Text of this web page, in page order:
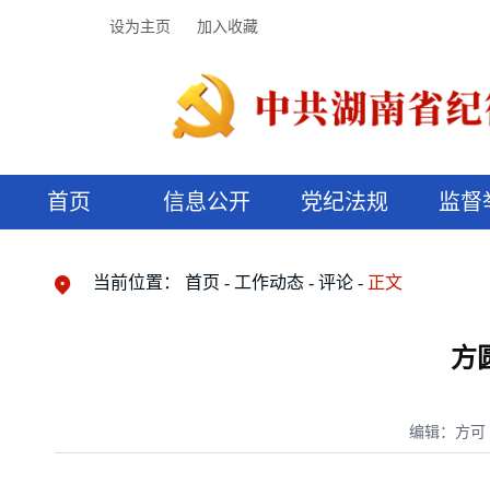
设为主页 加入收藏
首页 信息公开 党纪法规 监督
当前位置： 首页 工作动态 评论 正文
方
编辑：方可